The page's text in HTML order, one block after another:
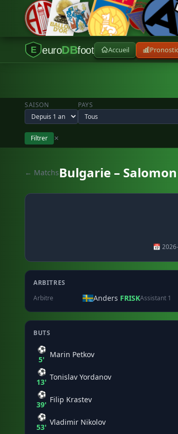
E euroDBfoot Accueil
SAISON PAYS
Filtrer ✕
← MatchsBulgarie –
📅
ARBITRES
Arbitre
Anders FRISKAssistant 1
BUTS
⚽
5'
Marin Petkov
⚽
13'
Tonislav Yordanov
⚽
39'
Filip Krastev
⚽
53'
Vladimir Nikolov